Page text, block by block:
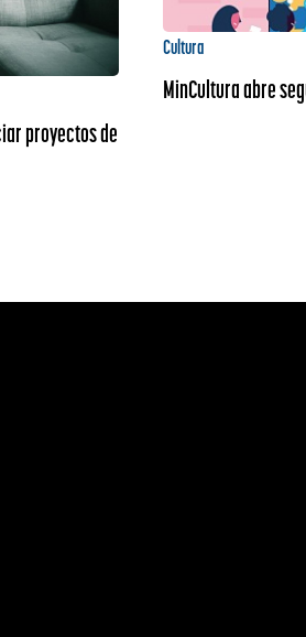
Cultura
MinCultura abre
proyectos de